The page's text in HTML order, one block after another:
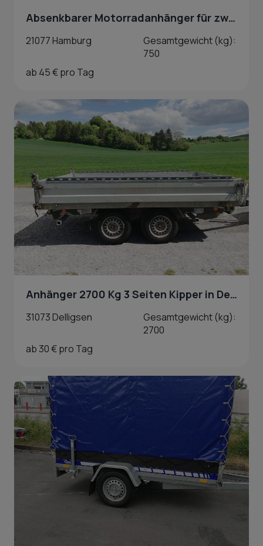
Absenkbarer Motorradanhänger für zwei Motorräder in Hamburg
21077 Hamburg
Gesamtgewicht (kg):
750
ab 45 € pro Tag
Anhänger 2700 Kg 3 Seiten Kipper in Delligsen
31073 Delligsen
Gesamtgewicht (kg):
2700
ab 30 € pro Tag